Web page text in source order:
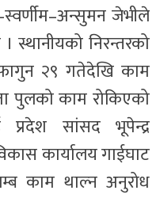
जेभीले
स्थानीयको निरन्तरको
२९ गतेदेखि काम
पुलको काम रोकिएको
प्रदेश सांसद भूपेन्द्र
कार्यालय गाईघाट
काम थाल्न अनुरोध